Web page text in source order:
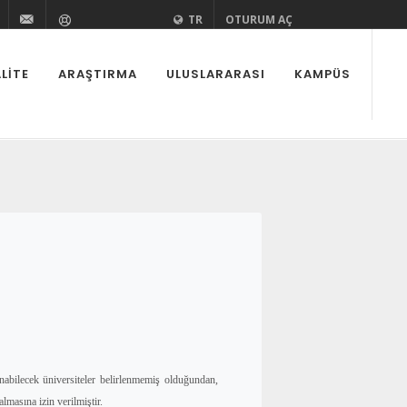
+90 (322) 338 60 84
bilgi@cu.edu.tr TR OTURUM AÇ
ARAŞTIRMA ULUSLARARASI KAMPÜS
üniversiteler belirlenmemiş olduğundan,
izin verilmiştir.